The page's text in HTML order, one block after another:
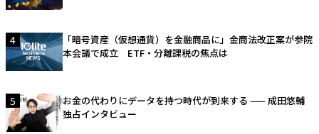
4
「暗号資産（仮想通貨）を金融商品に」金商法改正案が参院
本会議で成立 ETF・分離課税の焦点は
5
お金の代わりにデータを持つ時代が到来する —— 成田悠輔
独占インタビュー